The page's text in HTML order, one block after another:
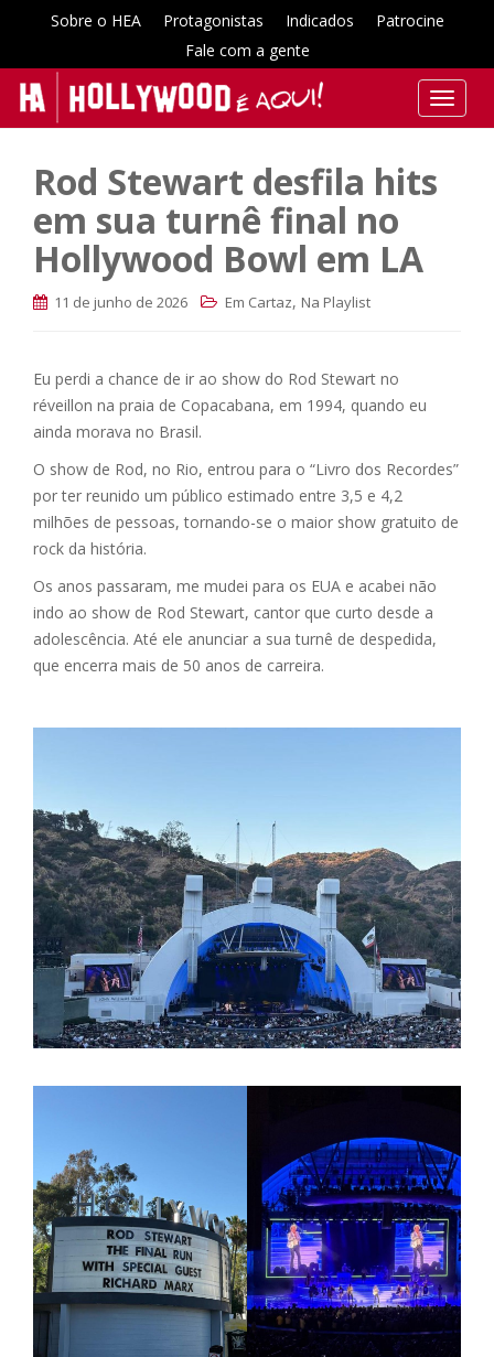
Sobre o HEA Protagonistas Indicados
Patrocine
Fale com a gente
T
o
n
Rod Stewart desfila hits
em sua turnê final no
Hollywood Bowl em LA
11 de junho de 2026 Em Cartaz, Na Playlist
Eu perdi a chance de ir ao show do Rod Stewart no
réveillon na praia de Copacabana, em 1994, quando eu
ainda morava no Brasil.
O show de Rod, no Rio, entrou para o “Livro dos Recordes”
por ter reunido um público estimado entre 3,5 e 4,2
milhões de pessoas, tornando-se o maior show gratuito de
rock da história.
Os anos passaram, me mudei para os EUA e acabei não
indo ao show de Rod Stewart, cantor que curto desde a
adolescência. Até ele anunciar a sua turnê de despedida,
que encerra mais de 50 anos de carreira.